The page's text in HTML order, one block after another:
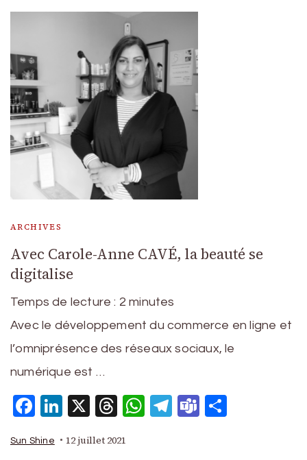
ARCHIVES
Avec Carole-Anne CAVÉ, la beauté se
digitalise
Temps de lecture : 2 minutes
Avec le développement du commerce en ligne et
l’omniprésence des réseaux sociaux, le
numérique est …
Facebook
LinkedIn
X Threads
WhatsApp
Telegram
Teams
Sun Shine 12 juillet 2021